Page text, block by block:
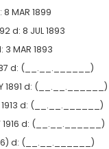
8 MAR 1899
d: 8 JUL 1893
3 MAR 1893
d: (__.__.______)
1891 d: (__.__.______)
d: (__.__.______)
d: (__.__.______)
d: (__.__.______)